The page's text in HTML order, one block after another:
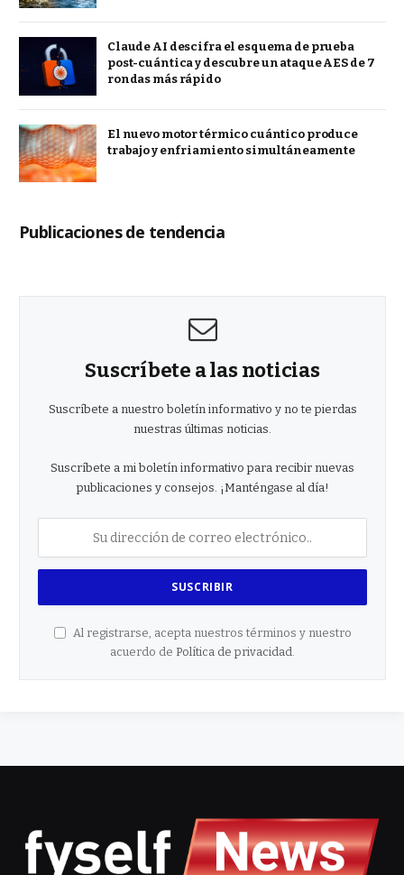
Claude AI descifra el esquema de prueba
post-cuántica y descubre un ataque AES de 7
rondas más rápido
El nuevo motor térmico cuántico produce
trabajo y enfriamiento simultáneamente
Publicaciones de tendencia
Suscríbete a las noticias
Suscríbete a nuestro boletín informativo y no te pierdas
nuestras últimas noticias.
Suscríbete a mi boletín informativo para recibir nuevas
publicaciones y consejos. ¡Manténgase al día!
Al registrarse, acepta nuestros términos y nuestro
acuerdo de Política de privacidad.